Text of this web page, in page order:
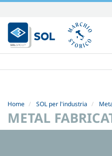
Salta
ai
contenuti.
|
alla
Home SOL per l'industria
METAL